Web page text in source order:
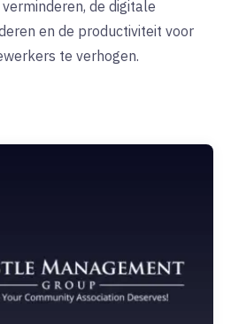
de digitale
en de productiviteit voor
te verhogen.